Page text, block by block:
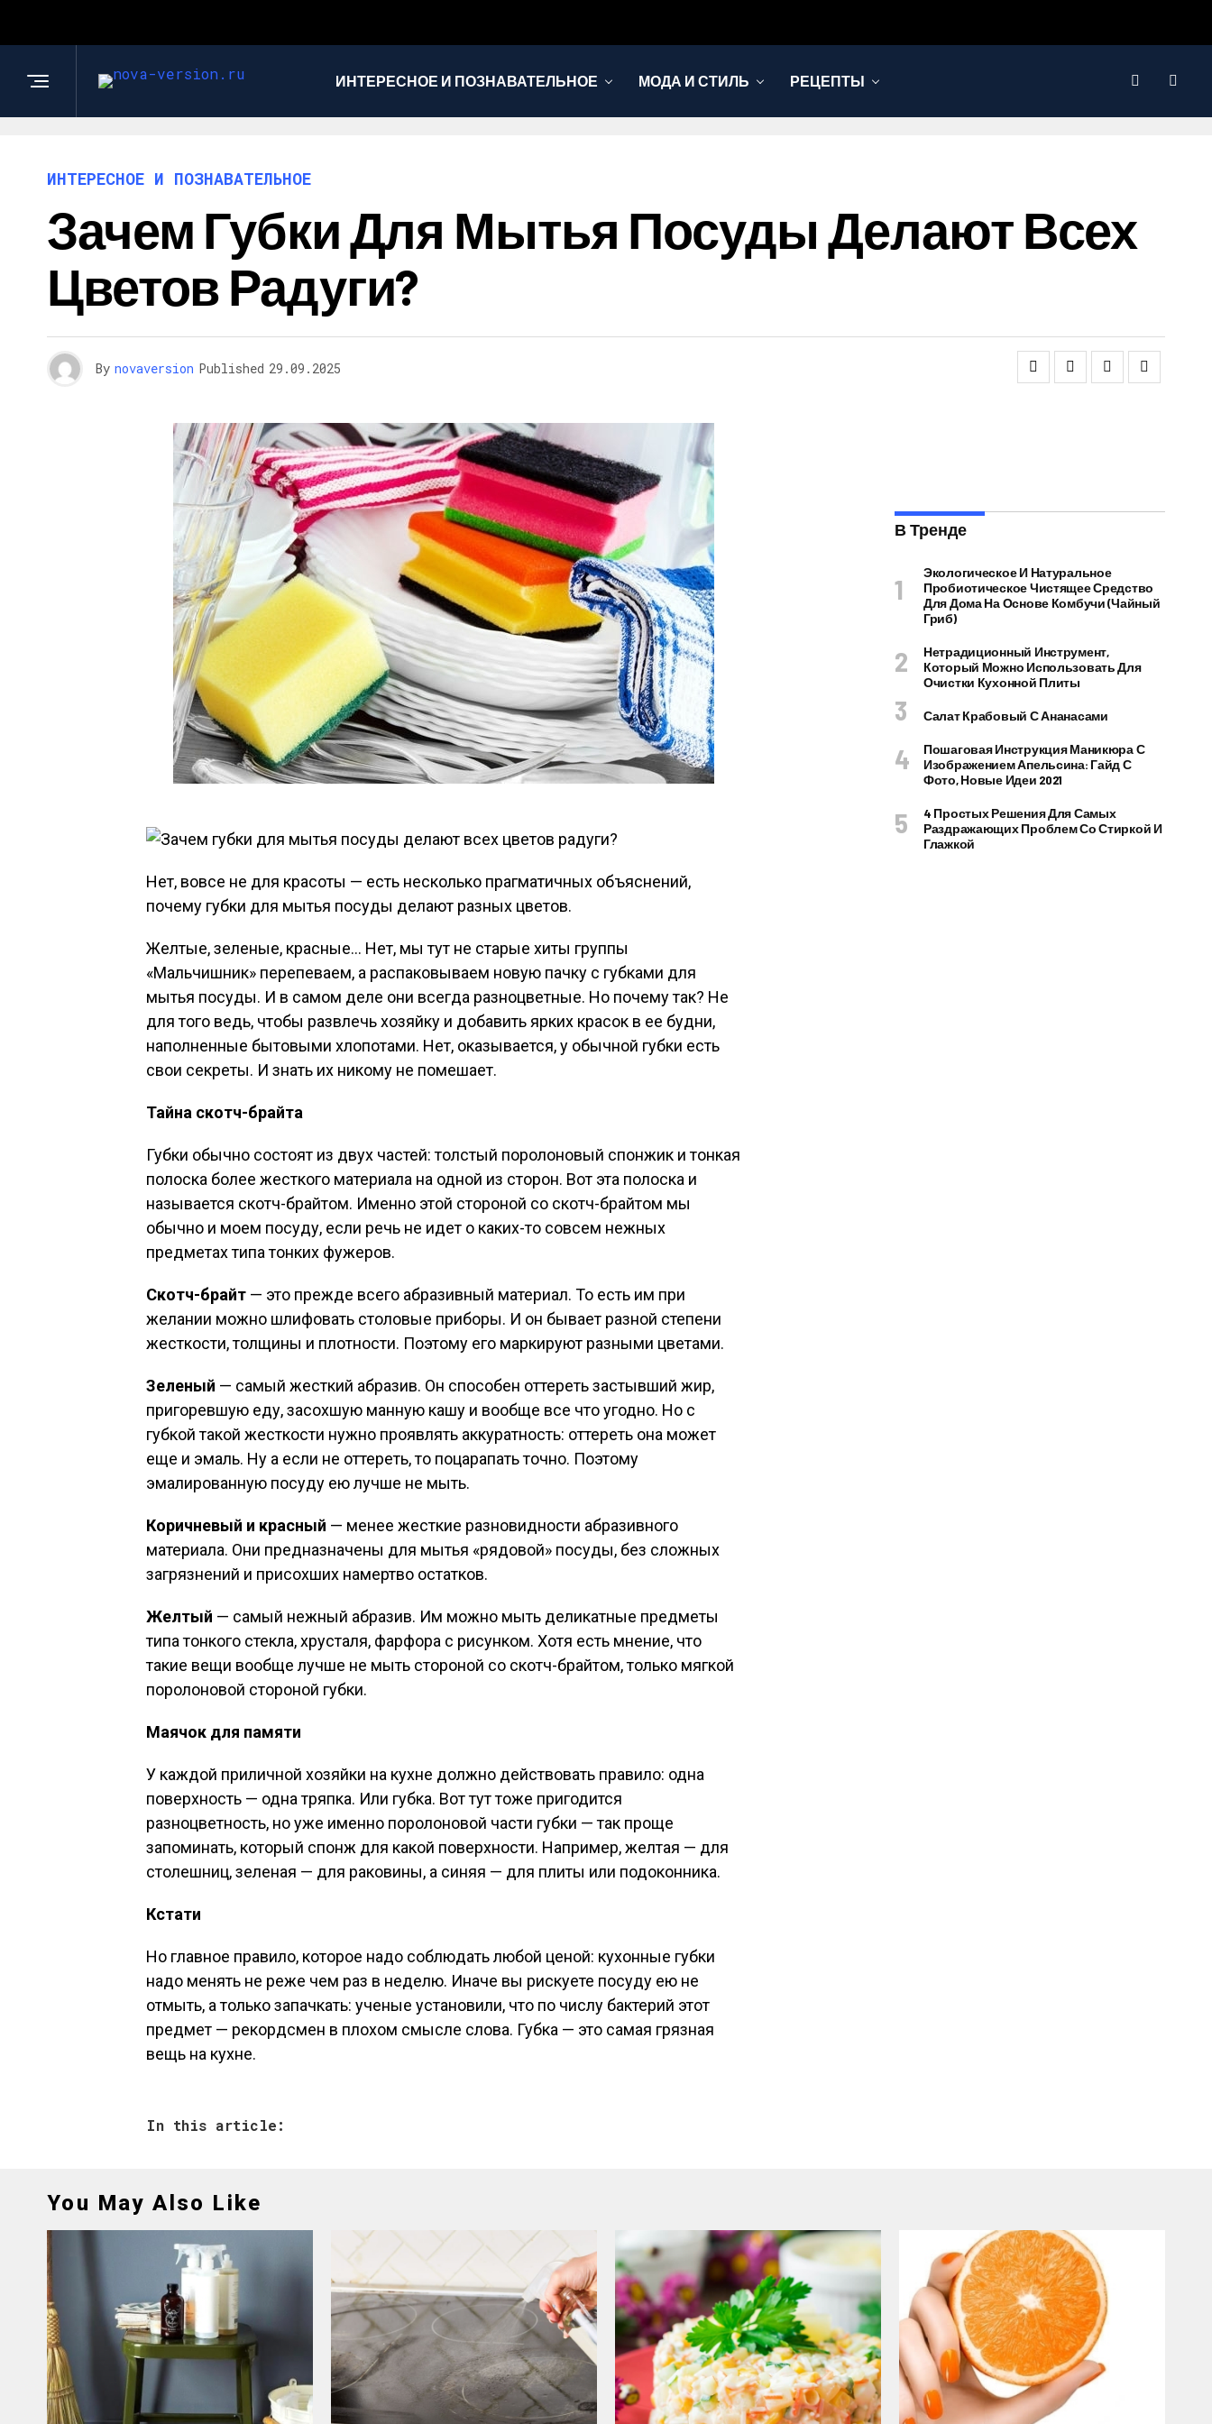
ИНТЕРЕСНОЕ И ПОЗНАВАТЕЛЬНОЕ МОДА И СТИЛЬ РЕЦЕПТЫ
ИНТЕРЕСНОЕ И ПОЗНАВАТЕЛЬНОЕ
Зачем Губки Для Мытья Посуды Делают Всех
Цветов Радуги?
By novaversion Published 29.09.2025
Нет, вовсе не для красоты — есть несколько прагматичных объяснений,
почему губки для мытья посуды делают разных цветов.
Желтые, зеленые, красные… Нет, мы тут не старые хиты группы
«Мальчишник» перепеваем, а распаковываем новую пачку с губками для
мытья посуды. И в самом деле они всегда разноцветные. Но почему так? Не
для того ведь, чтобы развлечь хозяйку и добавить ярких красок в ее будни,
наполненные бытовыми хлопотами. Нет, оказывается, у обычной губки есть
свои секреты. И знать их никому не помешает.
Тайна скотч-брайта
Губки обычно состоят из двух частей: толстый поролоновый спонжик и тонкая
полоска более жесткого материала на одной из сторон. Вот эта полоска и
называется скотч-брайтом. Именно этой стороной со скотч-брайтом мы
обычно и моем посуду, если речь не идет о каких-то совсем нежных
предметах типа тонких фужеров.
Скотч-брайт — это прежде всего абразивный материал. То есть им при
желании можно шлифовать столовые приборы. И он бывает разной степени
жесткости, толщины и плотности. Поэтому его маркируют разными цветами.
Зеленый — самый жесткий абразив. Он способен оттереть застывший жир,
пригоревшую еду, засохшую манную кашу и вообще все что угодно. Но с
губкой такой жесткости нужно проявлять аккуратность: оттереть она может
еще и эмаль. Ну а если не оттереть, то поцарапать точно. Поэтому
эмалированную посуду ею лучше не мыть.
Коричневый и красный — менее жесткие разновидности абразивного
материала. Они предназначены для мытья «рядовой» посуды, без сложных
загрязнений и присохших намертво остатков.
Желтый — самый нежный абразив. Им можно мыть деликатные предметы
типа тонкого стекла, хрусталя, фарфора с рисунком. Хотя есть мнение, что
такие вещи вообще лучше не мыть стороной со скотч-брайтом, только мягкой
поролоновой стороной губки.
Маячок для памяти
У каждой приличной хозяйки на кухне должно действовать правило: одна
поверхность — одна тряпка. Или губка. Вот тут тоже пригодится
разноцветность, но уже именно поролоновой части губки — так проще
запоминать, который спонж для какой поверхности. Например, желтая — для
столешниц, зеленая — для раковины, а синяя — для плиты или подоконника.
Кстати
Но главное правило, которое надо соблюдать любой ценой: кухонные губки
надо менять не реже чем раз в неделю. Иначе вы рискуете посуду ею не
отмыть, а только запачкать: ученые установили, что по числу бактерий этот
предмет — рекордсмен в плохом смысле слова. Губка — это самая грязная
вещь на кухне.
In this article:
В Тренде
Экологическое И Натуральное
Пробиотическое Чистящее Средство
Для Дома На Основе Комбучи (чайный
Гриб)
Нетрадиционный Инструмент,
Который Можно Использовать Для
Очистки Кухонной Плиты
Салат Крабовый С Ананасами
Пошаговая Инструкция Маникюра С
Изображением Апельсина: Гайд С
Фото, Новые Идеи 2021
4 Простых Решения Для Самых
Раздражающих Проблем Со Стиркой И
Глажкой
You May Also Like